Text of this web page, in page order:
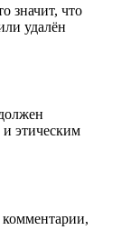
значит, что
удалён
этическим
комментарии,